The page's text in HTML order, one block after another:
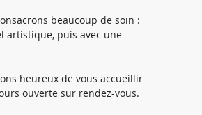
beaucoup de soin :
artistique, puis avec une
heureux de vous accueillir
ouverte sur rendez-vous.